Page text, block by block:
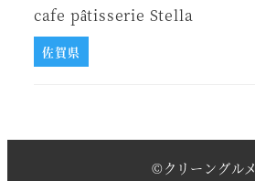
cafe pâtisserie Stella
佐賀県
©クリーングルメ